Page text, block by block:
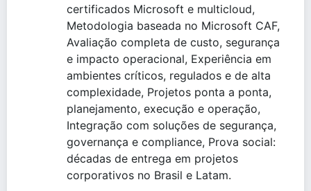
certificados Microsoft e multicloud,
Metodologia baseada no Microsoft CAF,
Avaliação completa de custo, segurança
e impacto operacional, Experiência em
ambientes críticos, regulados e de alta
complexidade, Projetos ponta a ponta,
planejamento, execução e operação,
Integração com soluções de segurança,
governança e compliance, Prova social:
décadas de entrega em projetos
corporativos no Brasil e Latam.